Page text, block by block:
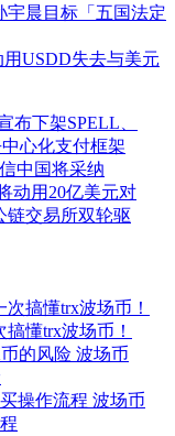
宇晨目标「五国法定
USDD失去与美元
布下架SPELL、
心化支付框架
中国将采纳
动用20亿美元对
链交易所双轮驱
懂trx波场币！
波场币
波场币